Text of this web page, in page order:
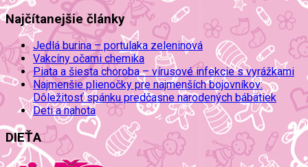
Najčítanejšie články
Jedlá burina – portulaka zeleninová
Vakcíny očami chemika
Piata a šiesta choroba – vírusové infekcie s vyrážkami
Najmenšie plienočky pre najmenších bojovníkov:
Dôležitosť spánku predčasne narodených bábätiek
Deti a nahota
DIEŤA